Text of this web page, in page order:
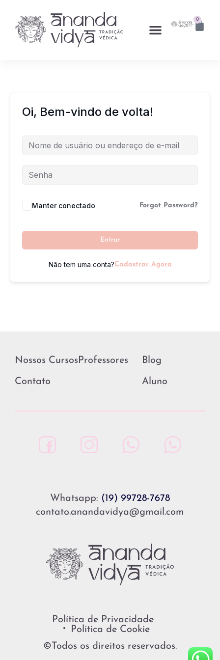
0
Oi, Bem-vindo de volta!
Manter conectado Forgot Password?
Entrar
Não tem uma conta?Cadastrar Agora
Whatsapp: (19) 99728-7678
contato.anandavidya@gmail.com
Política de Privacidade
Política de Cookie
©Todos os direitos reservados.
Nossos CursosProfessores Blog
Contato Aluno